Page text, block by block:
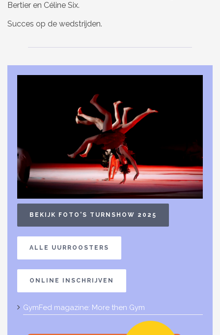
Bertier en Céline Six.
Succes op de wedstrijden.
BEKIJK FOTO'S TURNSHOW 2025
ALLE UURROOSTERS
ONLINE INSCHRIJVEN
GymFed magazine: More then Gym